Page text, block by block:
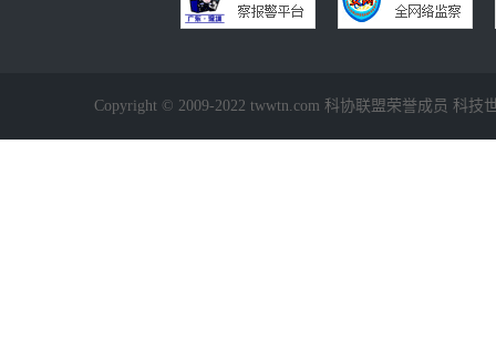
Copyright © 2009-2022 twwtn.com 科协联盟荣誉成员 科